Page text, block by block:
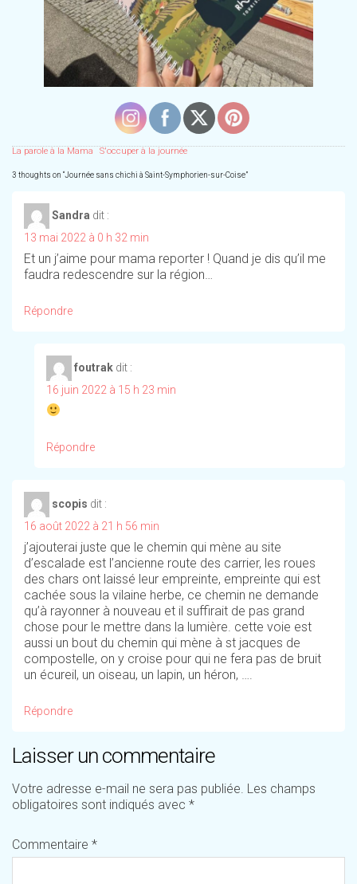
La parole à la Mama S'occuper à la journée
3 thoughts on “Journée sans chichi à Saint-Symphorien-sur-Coise”
Sandra dit :
13 mai 2022 à 0 h 32 min
Et un j’aime pour mama reporter ! Quand je dis qu’il me
faudra redescendre sur la région…
Répondre
foutrak dit :
16 juin 2022 à 15 h 23 min
Répondre
scopis dit :
16 août 2022 à 21 h 56 min
j’ajouterai juste que le chemin qui mène au site
d’escalade est l’ancienne route des carrier, les roues
des chars ont laissé leur empreinte, empreinte qui est
cachée sous la vilaine herbe, ce chemin ne demande
qu’à rayonner à nouveau et il suffirait de pas grand
chose pour le mettre dans la lumière. cette voie est
aussi un bout du chemin qui mène à st jacques de
compostelle, on y croise pour qui ne fera pas de bruit
un écureil, un oiseau, un lapin, un héron, ….
Répondre
Laisser un commentaire
Votre adresse e-mail ne sera pas publiée. Les champs
obligatoires sont indiqués avec *
Commentaire *